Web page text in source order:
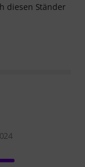
diesen Ständer